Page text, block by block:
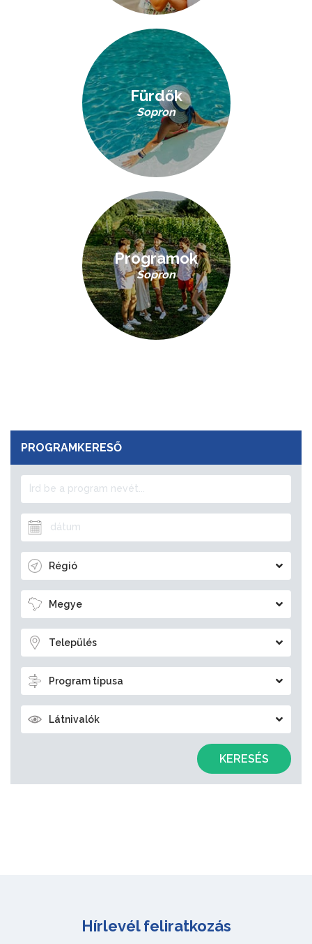
Fürdők
Sopron
Programok
Sopron
PROGRAMKERESŐ
Régió
Megye
Település
Program típusa
Látnivalók
KERESÉS
Hírlevél feliratkozás